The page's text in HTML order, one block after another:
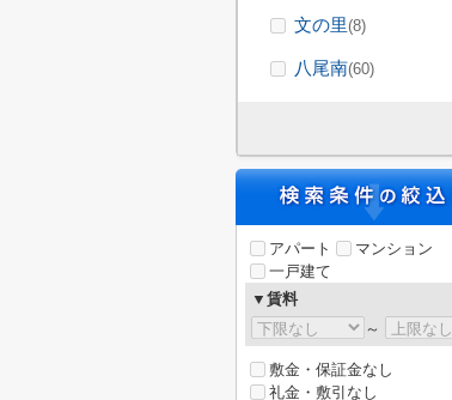
文の里(8)
八尾南(60)
アパート
マンション
一戸建て
▼賃料
～
敷金・保証金なし
礼金・敷引なし